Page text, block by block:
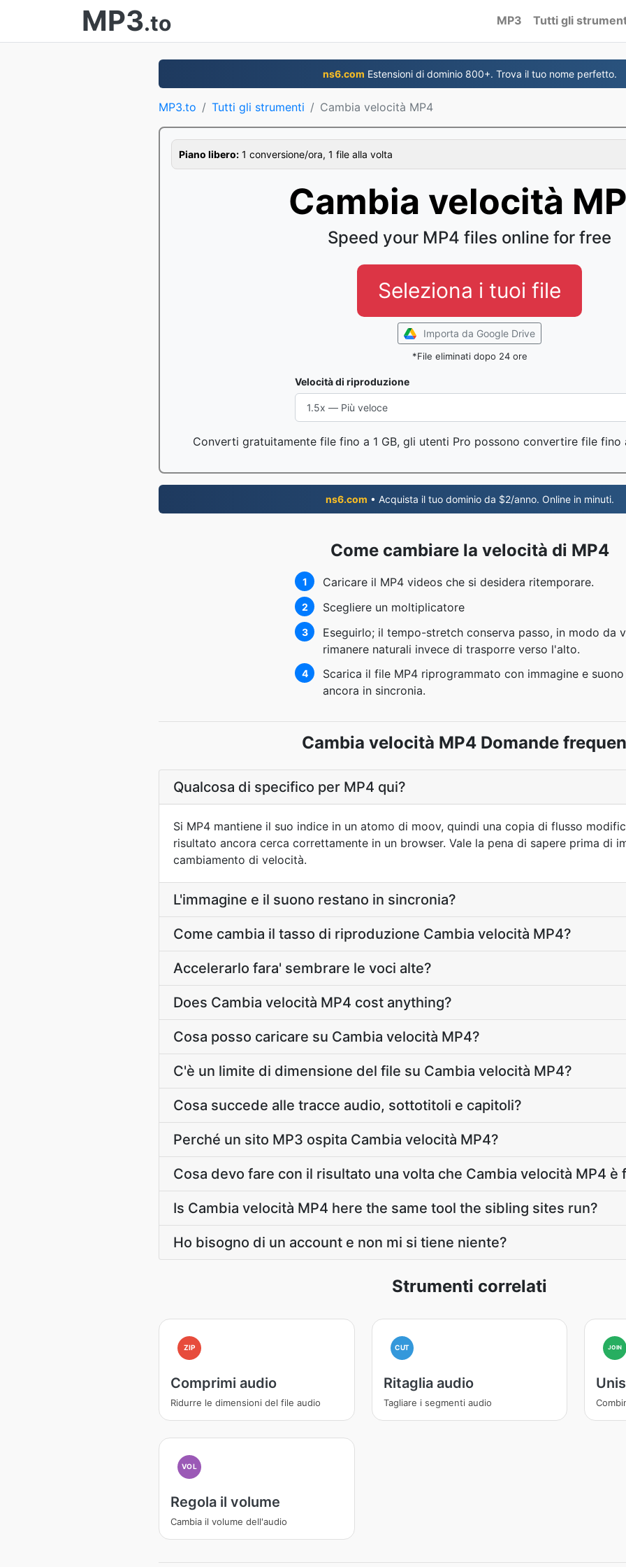
MP3.to MP3 Tutti gli
ns6.com Estensioni di dominio 800+. Trova il tuo nome perfetto.
MP3.to Tutti gli strumenti Cambia velocità MP4
Piano libero: 1 conversione/ora, 1 file alla volta
Cambia velocità
Speed your MP4 files online for free
Seleziona i tuoi file
Importa da Google Drive
*File eliminati dopo 24 ore
Velocità di riproduzione
Converti gratuitamente file fino a 1 GB, gli utenti Pro possono convertire file fino
ns6.com • Acquista il tuo dominio da $2/anno. Online in minuti.
Come cambiare la velocità di MP4
1 Caricare il MP4 videos che si desidera ritemporare.
2 Scegliere un moltiplicatore
3
Eseguirlo; il tempo-stretch conserva passo, in modo da
rimanere naturali invece di trasporre verso l'alto.
4
Scarica il file MP4 riprogrammato con immagine e suono
ancora in sincronia.
Cambia velocità MP4 Domande
Qualcosa di specifico per MP4 qui?
Si MP4 mantiene il suo indice in un atomo di moov, quindi una copia di flusso
risultato ancora cerca correttamente in un browser. Vale la pena di sapere prima di
cambiamento di velocità.
L'immagine e il suono restano in sincronia?
Come cambia il tasso di riproduzione Cambia velocità MP4?
Accelerarlo fara' sembrare le voci alte?
Does Cambia velocità MP4 cost anything?
Cosa posso caricare su Cambia velocità MP4?
C'è un limite di dimensione del file su Cambia velocità MP4?
Cosa succede alle tracce audio, sottotitoli e capitoli?
Perché un sito MP3 ospita Cambia velocità MP4?
Cosa devo fare con il risultato una volta che Cambia velocità MP4 è
Is Cambia velocità MP4 here the same tool the sibling sites run?
Ho bisogno di un account e non mi si tiene niente?
Strumenti correlati
ZIP
Comprimi audio
Ridurre le dimensioni del file audio
CUT
Ritaglia audio
Tagliare i segmenti audio
JOIN
VOL
Regola il volume
Cambia il volume dell'audio